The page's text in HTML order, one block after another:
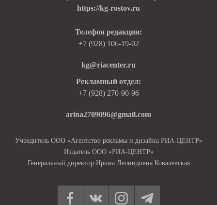
https://kg-rostov.ru
Телефон редакции:
+7 (928) 106-19-02
kg@riacenter.ru
Рекламный отдел:
+7 (928) 270-90-96
arina2709096@gmail.com
Учредитель ООО «Агентство рекламы и дизайна РИА-ЦЕНТР»
Издатель ООО «РИА-ЦЕНТР»
Генеральный директор Ирина Леонидовна Ковалевская